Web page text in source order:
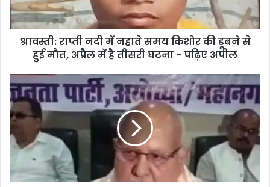
श्रावस्ती: राप्ती नदी में नहाते समय किशोर की डूबने से
हुई मौत, अप्रैल में है तीसरी घटना - पढ़िए अपील